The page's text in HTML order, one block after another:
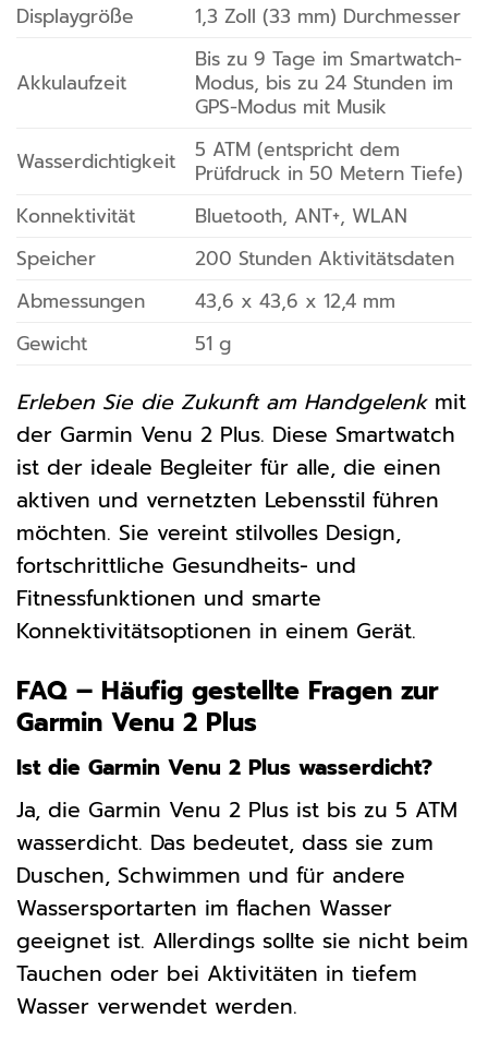
Displaygröße
1,3 Zoll (33 mm) Durchmesser
Akkulaufzeit
Bis zu 9 Tage im Smartwatch-
Modus, bis zu 24 Stunden im
GPS-Modus mit Musik
Wasserdichtigkeit
5 ATM (entspricht dem
Prüfdruck in 50 Metern Tiefe)
Konnektivität
Bluetooth, ANT+, WLAN
Speicher
200 Stunden Aktivitätsdaten
Abmessungen
43,6 x 43,6 x 12,4 mm
Gewicht
51 g
Erleben Sie die Zukunft am Handgelenkmit
der Garmin Venu 2 Plus. Diese Smartwatch
ist der ideale Begleiter für alle, die einen
aktiven und vernetzten Lebensstil führen
möchten. Sie vereint stilvolles Design,
fortschrittliche Gesundheits- und
Fitnessfunktionen und smarte
Konnektivitätsoptionen in einem Gerät.
FAQ – Häufig gestellte Fragen zur
Garmin Venu 2 Plus
Ist die Garmin Venu 2 Plus wasserdicht?
Ja, die Garmin Venu 2 Plus ist bis zu 5 ATM
wasserdicht. Das bedeutet, dass sie zum
Duschen, Schwimmen und für andere
Wassersportarten im flachen Wasser
geeignet ist. Allerdings sollte sie nicht beim
Tauchen oder bei Aktivitäten in tiefem
Wasser verwendet werden.